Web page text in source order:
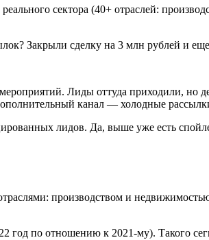
сектора (40+ отраслей:
Лиды оттуда приходили, но
канал — холодные
лидов. Да, выше уже есть
производством и
год по отношению к 2021-му). Такого